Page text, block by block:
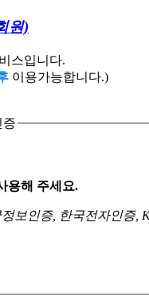
원)
스입니다.
이용가능합니다.)
증
용해 주세요.
보인증, 한국전자인증,